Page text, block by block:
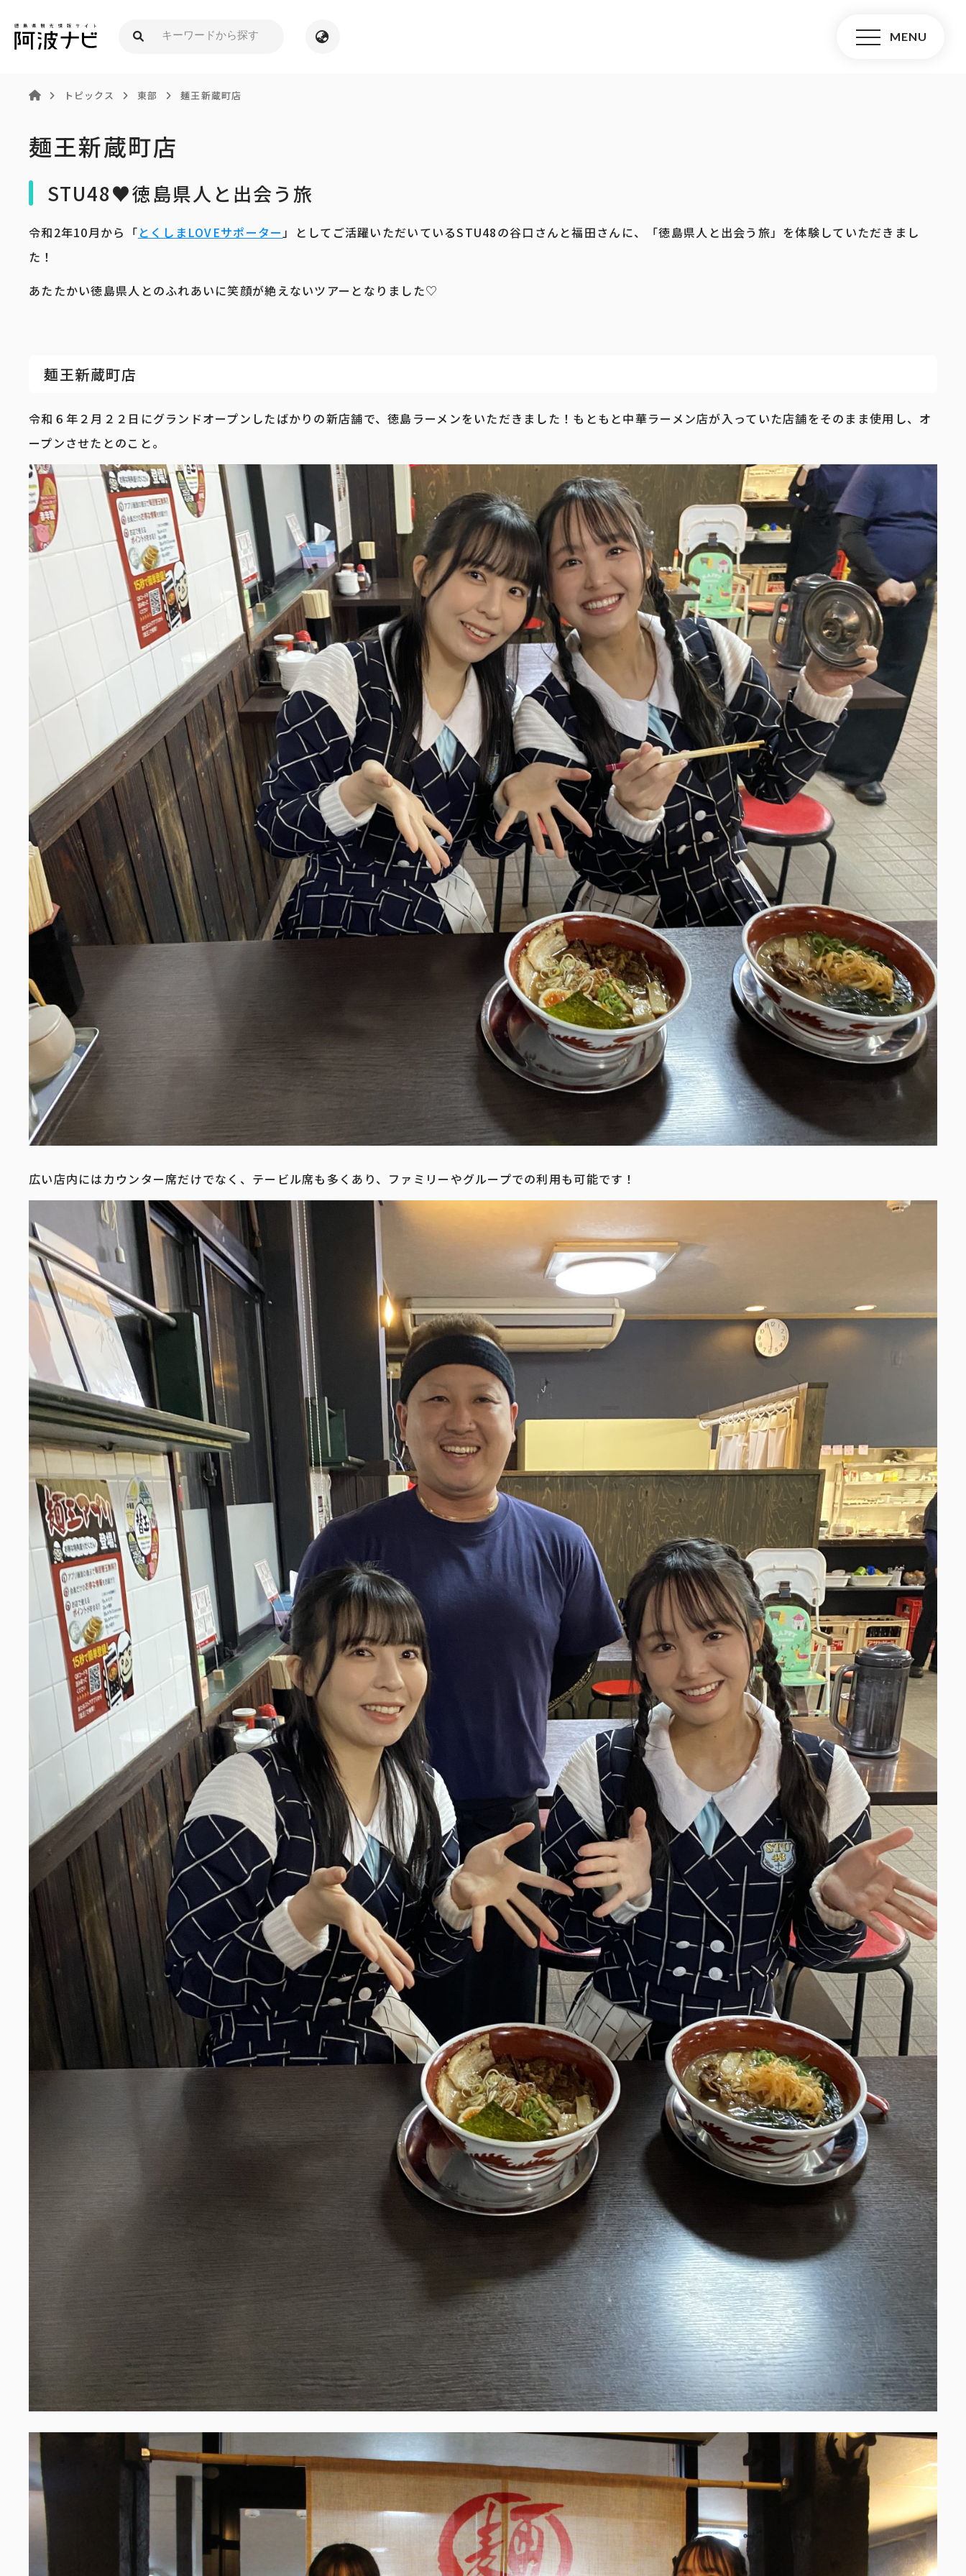
トピックス 東部 麺王新蔵町店
麺王新蔵町店
STU48♥徳島県人と出会う旅
令和2年10月から「とくしまLOVEサポーター」としてご活躍いただいているSTU48の谷口さんと福田さんに、「徳島県人と出会う旅」を体験していただきまし
た！
あたたかい徳島県人とのふれあいに笑顔が絶えないツアーとなりました♡
麺王新蔵町店
令和６年２月２２日にグランドオープンしたばかりの新店舗で、徳島ラーメンをいただきました！もともと中華ラーメン店が入っていた店舗をそのまま使用し、オ
ープンさせたとのこと。
広い店内にはカウンター席だけでなく、テービル席も多くあり、ファミリーやグループでの利用も可能です！